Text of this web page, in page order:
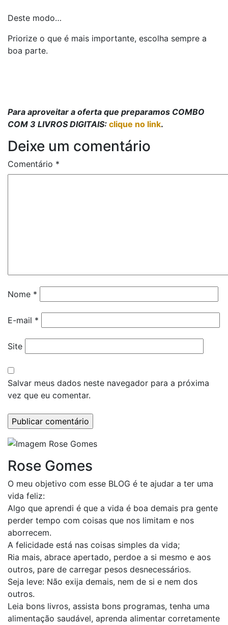
Deste modo…
Priorize o que é mais importante, escolha sempre a
boa parte.
Para aproveitar a oferta que preparamos COMBO
COM 3 LIVROS DIGITAIS: clique no link.
Deixe um comentário
Comentário *
Nome *
E-mail *
Site
Salvar meus dados neste navegador para a próxima
vez que eu comentar.
Rose Gomes
O meu objetivo com esse BLOG é te ajudar a ter uma
vida feliz:
Algo que aprendi é que a vida é boa demais pra gente
perder tempo com coisas que nos limitam e nos
aborrecem.
A felicidade está nas coisas simples da vida;
Ria mais, abrace apertado, perdoe a si mesmo e aos
outros, pare de carregar pesos desnecessários.
Seja leve: Não exija demais, nem de si e nem dos
outros.
Leia bons livros, assista bons programas, tenha uma
alimentação saudável, aprenda alimentar corretamente